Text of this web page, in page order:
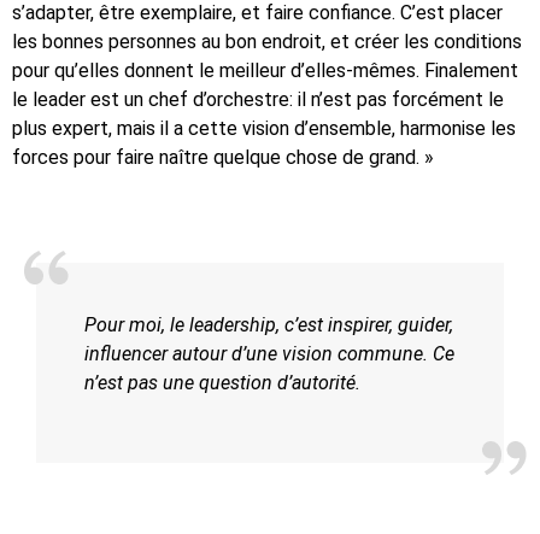
s’adapter, être exemplaire, et faire confiance. C’est placer
les bonnes personnes au bon endroit, et créer les conditions
pour qu’elles donnent le meilleur d’elles-mêmes. Finalement
le leader est un chef d’orchestre: il n’est pas forcément le
plus expert, mais il a cette vision d’ensemble, harmonise les
forces pour faire naître quelque chose de grand. »
Pour moi, le leadership, c’est inspirer, guider,
influencer autour d’une vision commune. Ce
n’est pas une question d’autorité.